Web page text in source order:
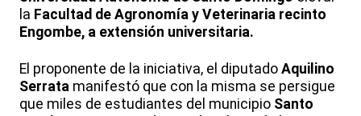
la Facultad de Agronomía y Veterinaria recinto
Engombe, a extensión universitaria.
El proponente de la iniciativa, el diputado Aquilino
Serrata manifestó que con la misma se persigue
que miles de estudiantes del municipio Santo